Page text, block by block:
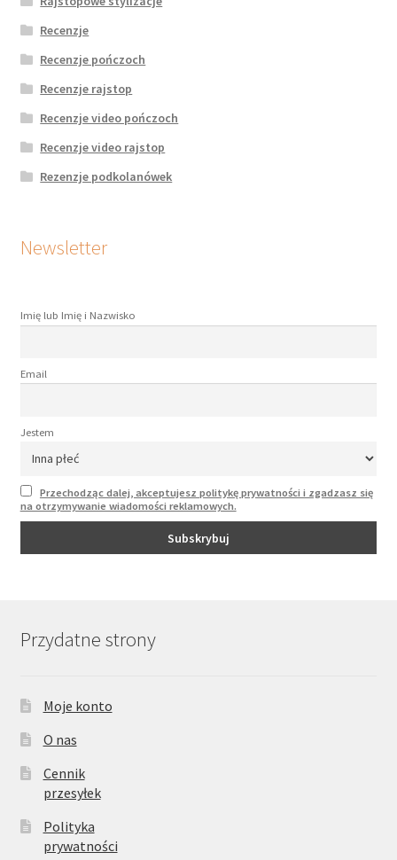
Recenzje
Recenzje pończoch
Recenzje rajstop
Recenzje video pończoch
Recenzje video rajstop
Rezenzje podkolanówek
Newsletter
Imię lub Imię i Nazwisko
Email
Jestem
Przechodząc dalej, akceptujesz politykę prywatności i zgadzasz się
na otrzymywanie wiadomości reklamowych.
Przydatne strony
Moje konto
O nas
Cennik
przesyłek
Polityka
prywatności